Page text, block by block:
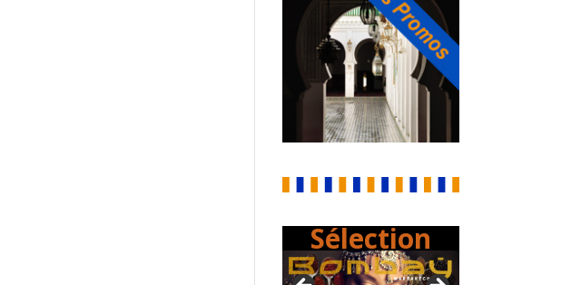
Sélection